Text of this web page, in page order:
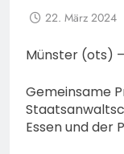
22. März 2024
Münster (ots) –
Gemeinsame
Essen und der